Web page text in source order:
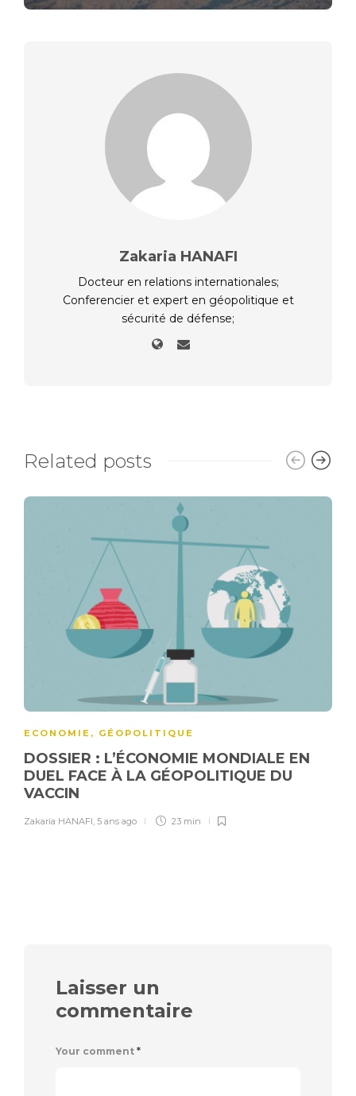
Zakaria HANAFI
Docteur en relations internationales;
Conferencier et expert en géopolitique et
sécurité de défense;
Related posts
ECONOMIE , GÉOPOLITIQUE
DOSSIER : L’ÉCONOMIE MONDIALE EN
DUEL FACE À LA GÉOPOLITIQUE DU
VACCIN
Zakaria HANAFI, 5 ans ago 23 min
Laisser un
commentaire
Your comment *